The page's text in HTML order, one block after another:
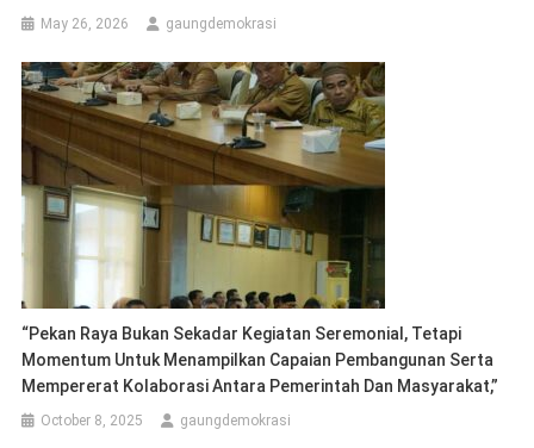
May 26, 2026 gaungdemokrasi
“Pekan Raya Bukan Sekadar Kegiatan Seremonial, Tetapi
Momentum Untuk Menampilkan Capaian Pembangunan Serta
Mempererat Kolaborasi Antara Pemerintah Dan Masyarakat,”
October 8, 2025 gaungdemokrasi